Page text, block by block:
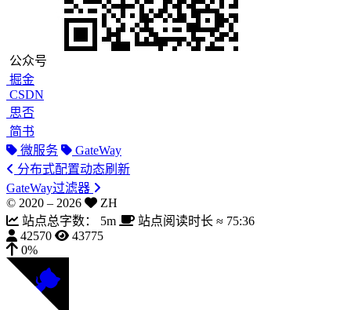
公众号
掘金
CSDN
思否
简书
微服务
GateWay
分布式配置动态刷新
GateWay过滤器
© 2020 – 2026
ZH
站点总字数：
5m 站点阅读时长 ≈ 75:36
42570
43775
0%